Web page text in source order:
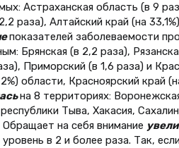
Астраханская область (в 9
раза), Алтайский край (на
показателей заболеваемости
Брянская (в 2,2 раза),
Приморский (в 1,6 раза) и
области, Красноярский край
на 8 территориях:
Тыва, Хакасия,
на себя внимание
в 2 и более раза. Так,